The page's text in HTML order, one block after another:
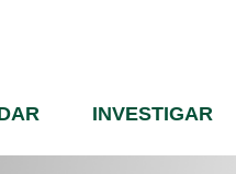
INVESTIGAR